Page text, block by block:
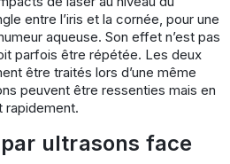
entre l’iris et la cornée, pour une
aqueuse. Son effet n’est pas
parfois être répétée. Les deux
être traités lors d’une même
peuvent être ressenties mais en
rapidement.
ultrasons face